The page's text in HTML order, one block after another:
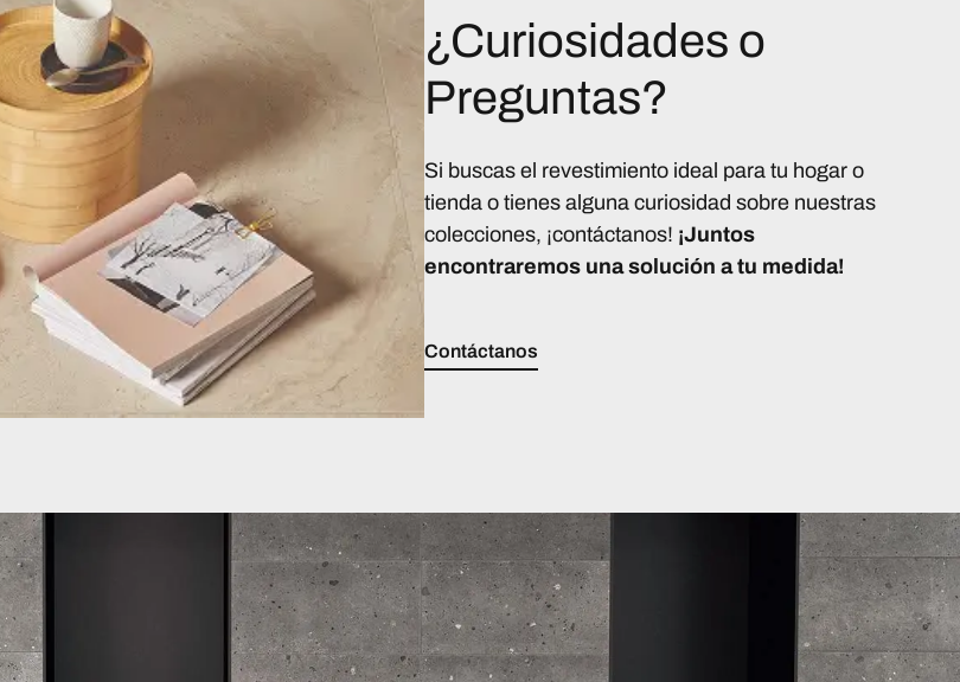
¿Curiosidades o
Preguntas?
Si buscas el revestimiento ideal para tu hogar o
tienda o tienes alguna curiosidad sobre nuestras
colecciones, ¡contáctanos! ¡Juntos
encontraremos una solución a tu medida!
Contáctanos